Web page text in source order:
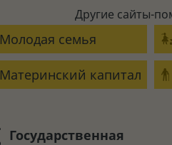
Другие сайты-
Молодая семья
Материнский капитал
Государственная